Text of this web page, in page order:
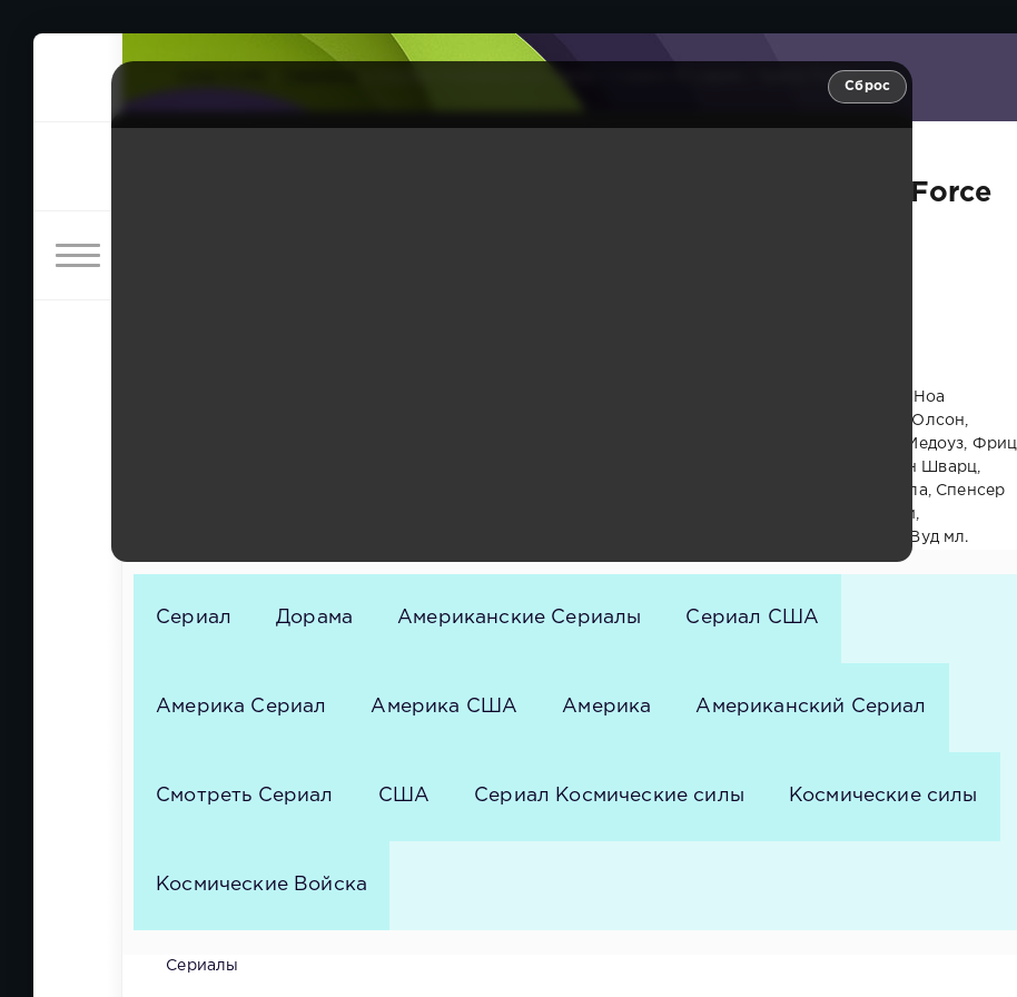
» Сериал Космические силы - 1 сезон 10 серия / Space Force
Сериал Космические силы - 1 сезон 10 серия / Space Force
Сброс
Лиза Кудроу, Дидрих Бадер, Патрик Варбертон, Терри Крюс, Пэттон Освальт, Джон Малкович, Ноа
Эммерих, Боб Балабан, Джейн Линч, Дон Лейк, Фред Уиллард, Ларри Джо Кэмпбелл, Кэйтлин Олсон,
Брэндон Молале, Стив Карелл, Алан Блюменфилд, Кончетта Томей, Скотт Майкл Морган, Тим Медоуз, Фриц
Гордон, Джессика Ст. Клэр, Янина Гаванкар, Крис Гезерд, Алексей Воробьёв, Аманда Ланд, Бен Шварц,
Джимми О. Ян, Диана Сильверс, Дэн Баккедаль, Гектор Дюран, Тоуни Ньюсом, Апарна Нанчерла, Спенсер
Хаус, Кейт Берлант, Пунам Патель, Оуэн Дэниелс, Джинджер Гонзага, Нэнси Лэнтис, Азиф Али,
Джеймисон Уэбб, ДжейАр Тинако, Вивис Кортес, Кэролин Уилсон, Тим Чиу, Пол Юревич, Рой Вуд мл.
Сериал Дорама Американские Сериалы Сериал США
Америка Сериал Америка США Америка Американский Сериал
Смотреть Сериал США Сериал Космические силы Космические силы
Космические Войска
Сериалы